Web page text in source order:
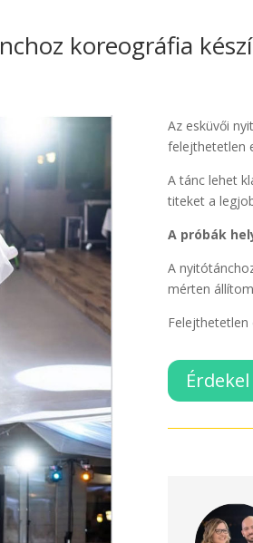
koreográfia
Az esküvői
felejthetetlen
A tánc lehet
titeket a
A próbák
A
mérten
Felejthetetlen
Érdekel